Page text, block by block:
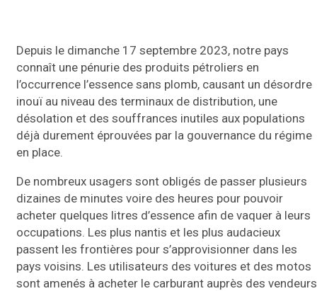
Depuis le dimanche 17 septembre 2023, notre pays
connaît une pénurie des produits pétroliers en
l’occurrence l’essence sans plomb, causant un désordre
inouï au niveau des terminaux de distribution, une
désolation et des souffrances inutiles aux populations
déjà durement éprouvées par la gouvernance du régime
en place.
De nombreux usagers sont obligés de passer plusieurs
dizaines de minutes voire des heures pour pouvoir
acheter quelques litres d’essence afin de vaquer à leurs
occupations. Les plus nantis et les plus audacieux
passent les frontières pour s’approvisionner dans les
pays voisins. Les utilisateurs des voitures et des motos
sont amenés à acheter le carburant auprès des vendeurs